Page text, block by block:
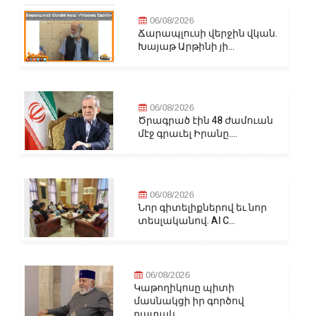
06/08/2026
Ճարապլուսի վերջին վկան.
Խայաթ Արթինի յի...
06/08/2026
Ծրագրած էին 48 ժամուան
մէջ գրաւել Իրանը....
06/08/2026
Նոր գիտելիքներով եւ նոր
տեսլականով. AI C...
06/08/2026
Կաթողիկոսը պիտի
մասնակցի իր գործով